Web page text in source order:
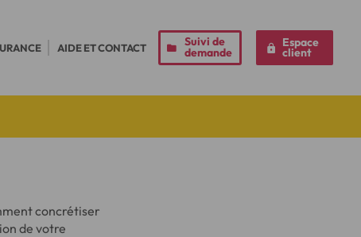
AIDE ET CONTACT Suivi de
demande
Espace
client
concrétiser
de votre